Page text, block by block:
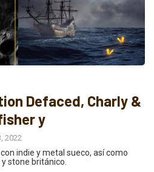
Defaced, Charly &
y
2022
indie y metal sueco, así como
stone británico.